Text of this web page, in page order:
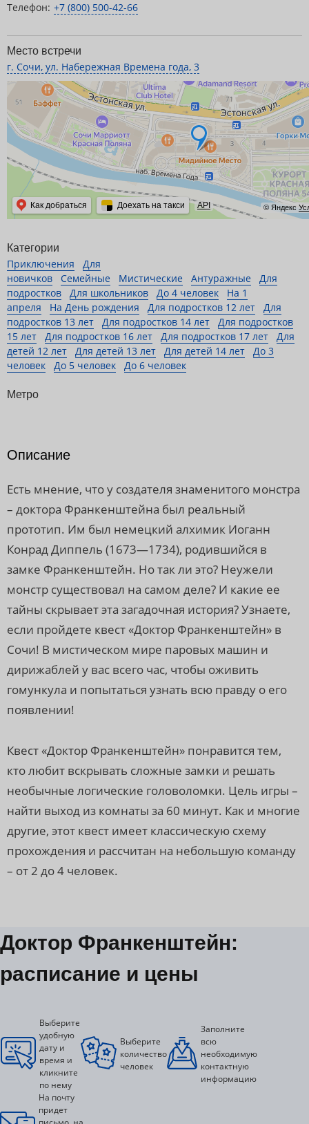
Телефон: +7 (800) 500-42-66
Место встречи
г. Сочи, ул. Набережная Времена года, 3
© Яндекс
Как добраться Доехать на такси API
Категории
Приключения
Для
новичков
Семейные Мистические Антуражные
Для
подростков
Для школьников До 4 человек
На 1
апреля
На День рождения Для подростков 12 лет
Для
подростков 13 лет
Для подростков 14 лет
Для подростков
15 лет
Для подростков 16 лет Для подростков 17 лет
Для
детей 12 лет
Для детей 13 лет Для детей 14 лет
До 3
человек
До 5 человек До 6 человек
Метро
Описание
Есть мнение, что у создателя знаменитого монстра
– доктора Франкенштейна был реальный
прототип. Им был немецкий алхимик Иоганн
Конрад Диппель (1673—1734), родившийся в
замке Франкенштейн. Но так ли это? Неужели
монстр существовал на самом деле? И какие ее
тайны скрывает эта загадочная история? Узнаете,
если пройдете квест «Доктор Франкенштейн» в
Сочи! В мистическом мире паровых машин и
дирижаблей у вас всего час, чтобы оживить
гомункула и попытаться узнать всю правду о его
появлении!
Квест «Доктор Франкенштейн» понравится тем,
кто любит вскрывать сложные замки и решать
необычные логические головоломки. Цель игры –
найти выход из комнаты за 60 минут. Как и многие
другие, этот квест имеет классическую схему
прохождения и рассчитан на небольшую команду
– от 2 до 4 человек.
Доктор Франкенштейн:
расписание и цены
Выберите
удобную
дату и
время и
кликните
по нему
Выберите
количество
человек
Заполните
всю
необходимую
контактную
информацию
На почту
придет